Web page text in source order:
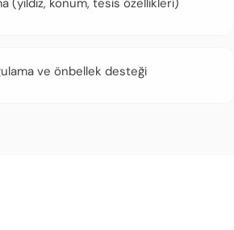
(yıldız, konum, tesis özellikleri)
ve önbellek desteği